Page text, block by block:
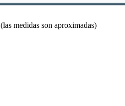
(las medidas son aproximadas)